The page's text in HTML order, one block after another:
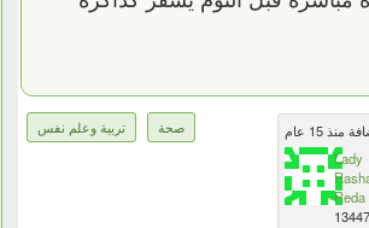
صحة تربية وعلم نفس
منذ 15 عام
Lady
Reda
13447